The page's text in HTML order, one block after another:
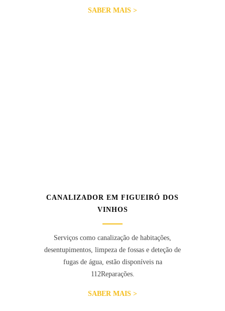
SABER MAIS >
CANALIZADOR EM FIGUEIRÓ DOS
VINHOS
Serviços como canalização de habitações,
desentupimentos, limpeza de fossas e deteção de
fugas de água, estão disponíveis na
112Reparações.
SABER MAIS >